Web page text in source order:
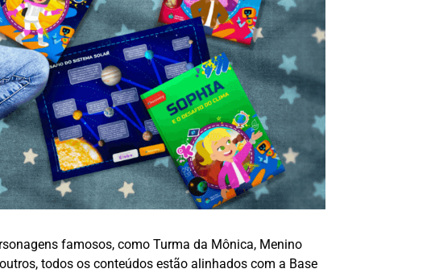
famosos, como Turma da Mônica, Menino
todos os conteúdos estão alinhados com a Base